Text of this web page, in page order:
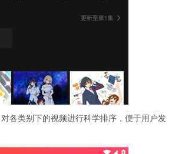
各类别下的视频进行科学排序，便于用户发